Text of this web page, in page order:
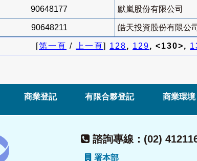
90648177 默嵐股份有限公司
90648211 皓天投資股份有限公司
[第一頁 / 上一頁] 128, 129, <130>,
商業登記 有限合夥登記 商業環境
諮詢專線：(02)
署本部